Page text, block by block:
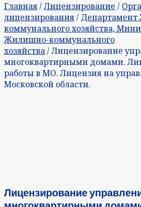
Главная/Лицензирование /
лицензирования/
коммунального хозяйства,
Жилищно-коммунального
хозяйства/ Лицензирование
многоквартирными домами.
работы в МО. Лицензия на
Московской области.
Лицензирование